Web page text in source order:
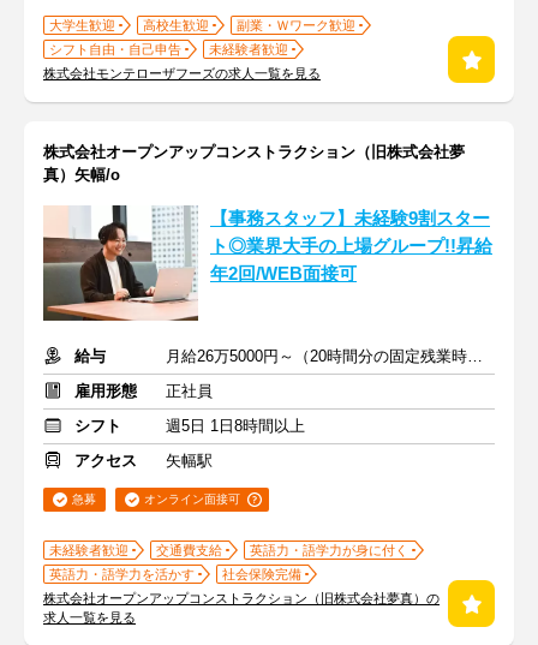
大学生歓迎 高校生歓迎
副業・Ｗワーク歓迎
シフト自由・自己申告
未経験者歓迎
株式会社モンテローザフーズの求人一覧を見る
株式会社オープンアップコンストラクション（旧株式会社夢
真）矢幅/o
【事務スタッフ】未経験9割スター
ト◎業界大手の上場グループ!!昇給
年2回/WEB面接可
給与
月給26万5000円～（20時間分の固定残業時間代を含む）
雇用形態
正社員
シフト
週5日 1日8時間以上
アクセス
矢幅駅
急募 オンライン面接可
未経験者歓迎 交通費支給
英語力・語学力が身に付く
英語力・語学力を活かす
社会保険完備
株式会社オープンアップコンストラクション（旧株式会社夢真）の
求人一覧を見る